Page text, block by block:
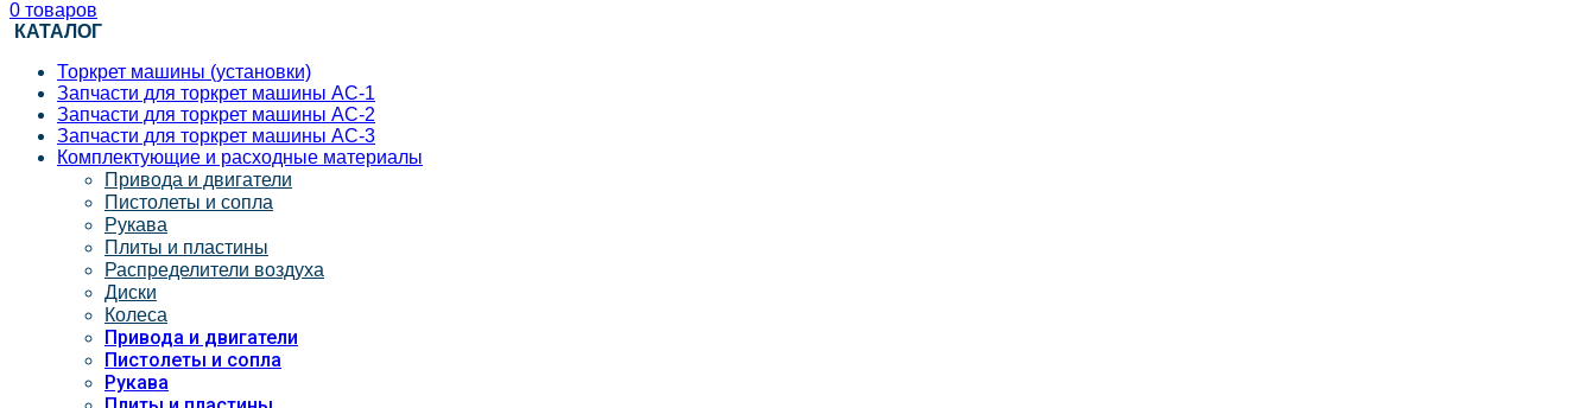
0 товаров
КАТАЛОГ
Торкрет машины (установки)
Запчасти для торкрет машины АС-1
Запчасти для торкрет машины АС-2
Запчасти для торкрет машины АС-3
Комплектующие и расходные материалы
Привода и двигатели
Пистолеты и сопла
Рукава
Плиты и пластины
Распределители воздуха
Диски
Колеса
Привода и двигатели
Пистолеты и сопла
Рукава